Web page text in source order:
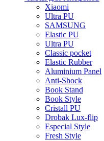
Xiaomi
Ultra PU
SAMSUNG
Elastic PU
Ultra PU
Classic pocket
Elastic Rubber
Aluminium Panel
Anti-Shock
Book Stand
Book Style
Cristall PU
Drobak Lux-flip
Especial Style
Fresh Style